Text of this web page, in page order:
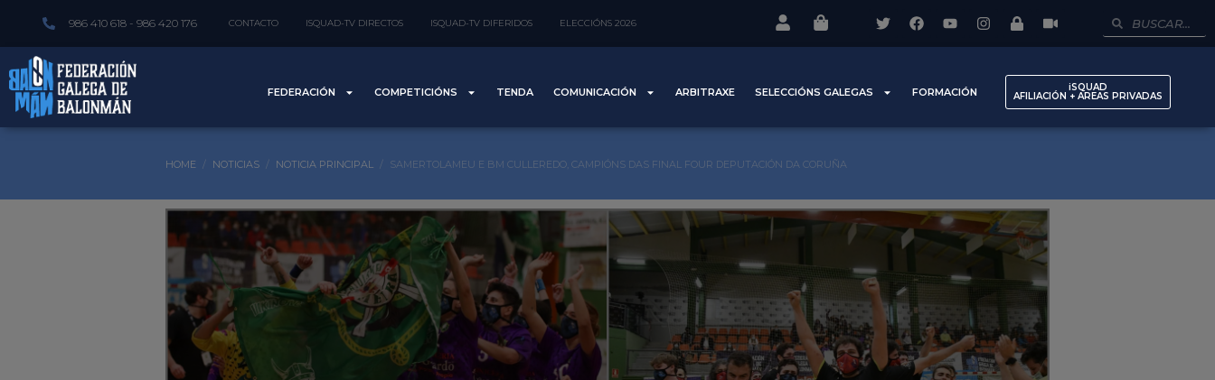
986 410 618 - 986 420 176 CONTACTO ISQUAD-TV DIRECTOS ISQUAD-TV DIFERIDOS ELECCIÓNS 2026
FEDERACIÓN COMPETICIÓNS TENDA COMUNICACIÓN ARBITRAXE SELECCIÓNS GALEGAS FORMACIÓN iSQUAD
AFILIACIÓN + AREAS PRIVADAS
HOME NOTICIAS NOTICIA PRINCIPAL SAMERTOLAMEU E BM CULLEREDO, CAMPIÓNS DAS FINAL FOUR DEPUTACIÓN DA CORUÑA